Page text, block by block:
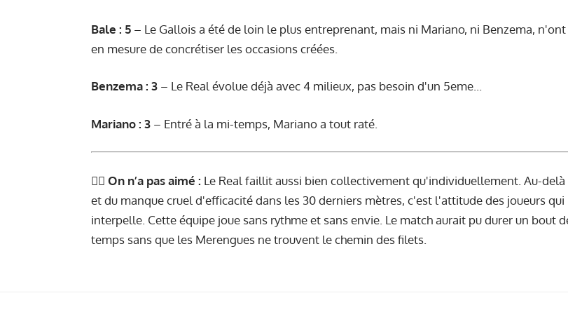
Bale : 5 – Le Gallois a été de loin le plus entreprenant, mais ni Mariano, ni Benzema,
en mesure de concrétiser les occasions créées.
Benzema : 3 – Le Real évolue déjà avec 4 milieux, pas besoin d'un 5eme...
Mariano : 3 – Entré à la mi-temps, Mariano a tout raté.
👎🏻 On n’a pas aimé : Le Real faillit aussi bien collectivement qu'individuellement. Au-delà
et du manque cruel d'efficacité dans les 30 derniers mètres, c'est l'attitude des joueurs qui
interpelle. Cette équipe joue sans rythme et sans envie. Le match aurait pu durer un bout
temps sans que les Merengues ne trouvent le chemin des filets.